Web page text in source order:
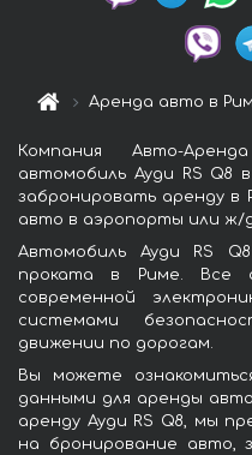
Аренда авто в
Компания Авто-
автомобиль Ауди RS Q8
забронировать аренду в
авто в аэропорты или ж/д
Автомобиль Ауди RS
проката в Риме. Все
современной
системами
движении по дорогам.
Вы можете
данными для аренды
аренду Ауди RS Q8, мы
на бронирование авто,